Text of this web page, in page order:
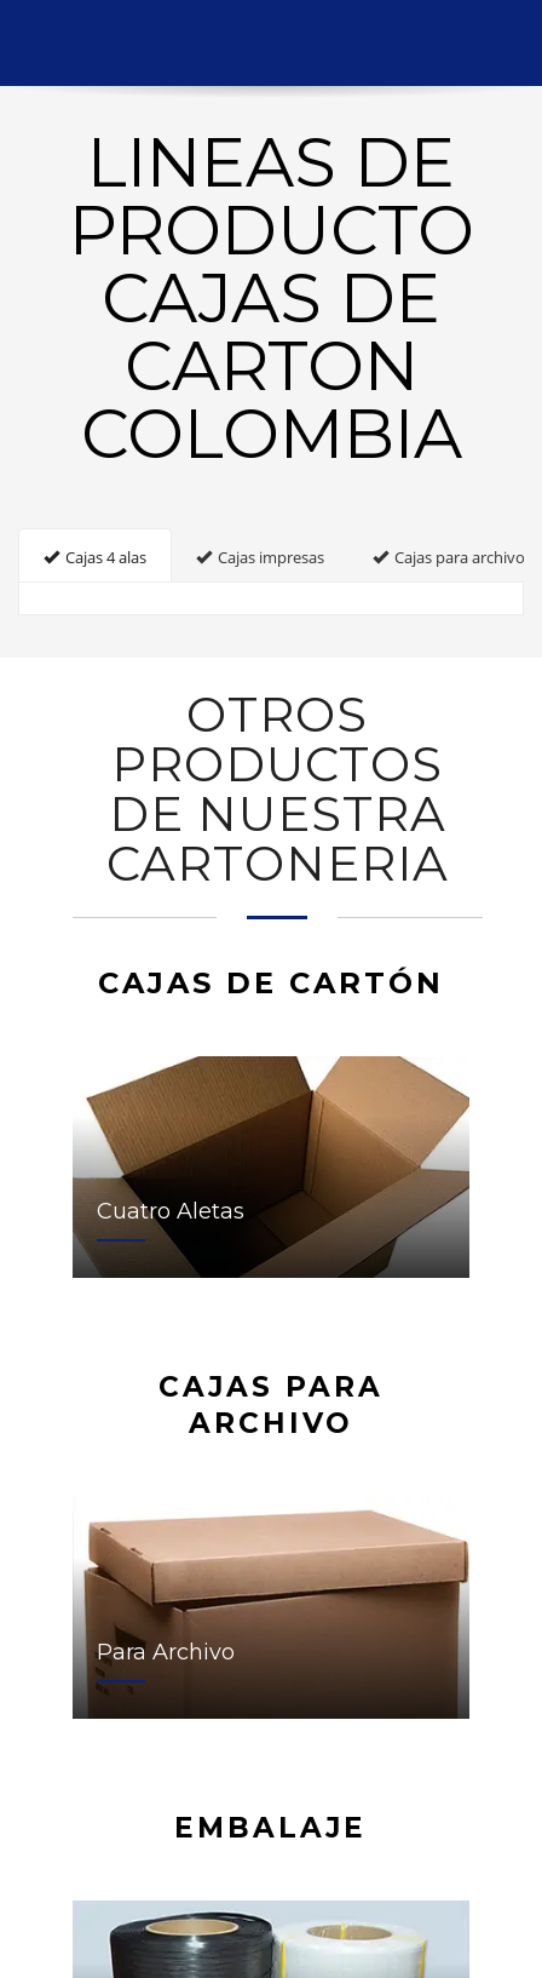
LINEAS DE
PRODUCTO
CAJAS DE
CARTON
COLOMBIA
Cajas 4 alas Cajas impresas Cajas para archivo
OTROS
PRODUCTOS
DE NUESTRA
CARTONERIA
CAJAS DE CARTÓN
Cuatro Aletas
CAJAS PARA
ARCHIVO
Para Archivo
EMBALAJE